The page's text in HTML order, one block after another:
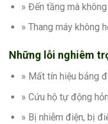
» Đến tầng mà
» Thang máy không
Những lỗi nghiêm
» Mất tín hiệu bảng
» Cứu hộ tự động
» Bị nhiễm điện, bị